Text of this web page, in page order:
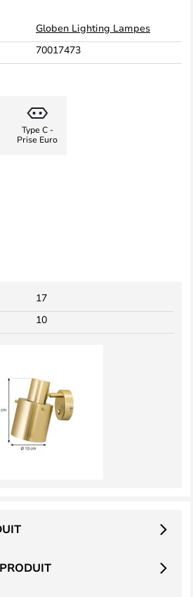
Globen Lighting Lampes
70017473
Type C -
Prise Euro
10
17